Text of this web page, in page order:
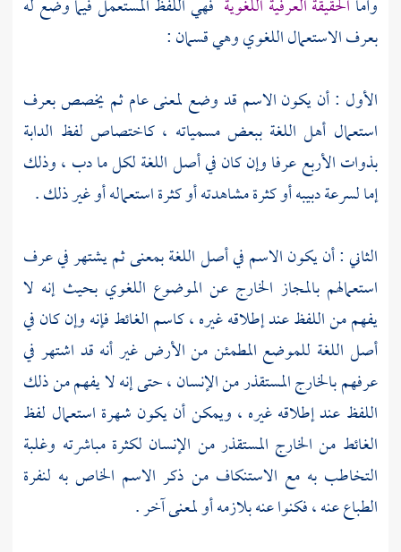
وأما الحقيقة العرفية اللغوية فهي اللفظ المستعمل فيما وضع له
بعرف الاستعمال اللغوي وهي قسمان :
الأول : أن يكون الاسم قد وضع لمعنى عام ثم يخصص بعرف
استعمال أهل اللغة ببعض مسمياته ، كاختصاص لفظ الدابة
بذوات الأربع عرفا وإن كان في أصل اللغة لكل ما دب ، وذلك
إما لسرعة دبيبه أو كثرة مشاهدته أو كثرة استعماله أو غير ذلك .
الثاني : أن يكون الاسم في أصل اللغة بمعنى ثم يشتهر في عرف
استعمالهم بالمجاز الخارج عن الموضوع اللغوي بحيث إنه لا
يفهم من اللفظ عند إطلاقه غيره ، كاسم الغائط فإنه وإن كان في
أصل اللغة للموضع المطمئن من الأرض غير أنه قد اشتهر في
عرفهم بالخارج المستقذر من الإنسان ، حتى إنه لا يفهم من ذلك
اللفظ عند إطلاقه غيره ، ويمكن أن يكون شهرة استعمال لفظ
الغائط من الخارج المستقذر من الإنسان لكثرة مباشرته وغلبة
التخاطب به مع الاستنكاف من ذكر الاسم الخاص به لنفرة
الطباع عنه ، فكنوا عنه بلازمه أو لمعنى آخر .